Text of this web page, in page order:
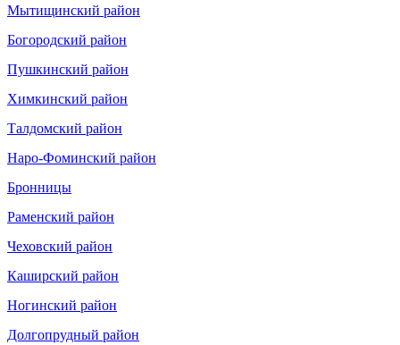
Мытищинский район
Богородский район
Пушкинский район
Химкинский район
Талдомский район
Наро-Фоминский район
Бронницы
Раменский район
Чеховский район
Каширский район
Ногинский район
Долгопрудный район